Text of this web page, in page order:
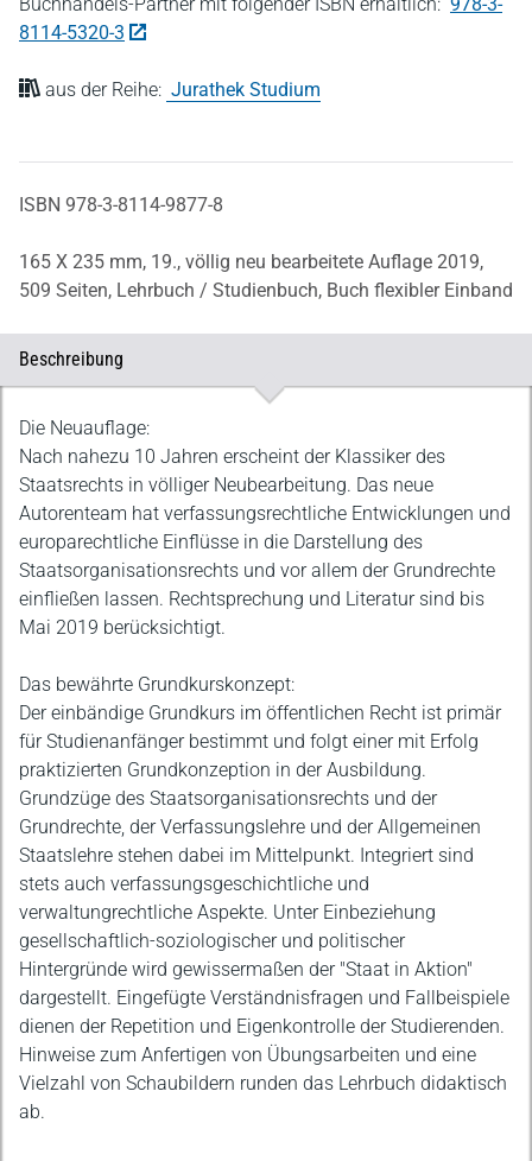
8114-5320-3
aus der Reihe: Jurathek Studium
ISBN 978-3-8114-9877-8
165 X 235 mm, 19., völlig neu bearbeitete Auflage 2019,
509 Seiten, Lehrbuch / Studienbuch, Buch flexibler Einband
Beschreibung
Beschreibung
Die Neuauflage:
Nach nahezu 10 Jahren erscheint der Klassiker des
Staatsrechts in völliger Neubearbeitung. Das neue
Autorenteam hat verfassungsrechtliche Entwicklungen und
europarechtliche Einflüsse in die Darstellung des
Staatsorganisationsrechts und vor allem der Grundrechte
einfließen lassen. Rechtsprechung und Literatur sind bis
Mai 2019 berücksichtigt.
Das bewährte Grundkurskonzept:
Der einbändige Grundkurs im öffentlichen Recht ist primär
für Studienanfänger bestimmt und folgt einer mit Erfolg
praktizierten Grundkonzeption in der Ausbildung.
Grundzüge des Staatsorganisationsrechts und der
Grundrechte, der Verfassungslehre und der Allgemeinen
Staatslehre stehen dabei im Mittelpunkt. Integriert sind
stets auch verfassungsgeschichtliche und
verwaltungrechtliche Aspekte. Unter Einbeziehung
gesellschaftlich-soziologischer und politischer
Hintergründe wird gewissermaßen der "Staat in Aktion"
dargestellt. Eingefügte Verständnisfragen und Fallbeispiele
dienen der Repetition und Eigenkontrolle der Studierenden.
Hinweise zum Anfertigen von Übungsarbeiten und eine
Vielzahl von Schaubildern runden das Lehrbuch didaktisch
ab.